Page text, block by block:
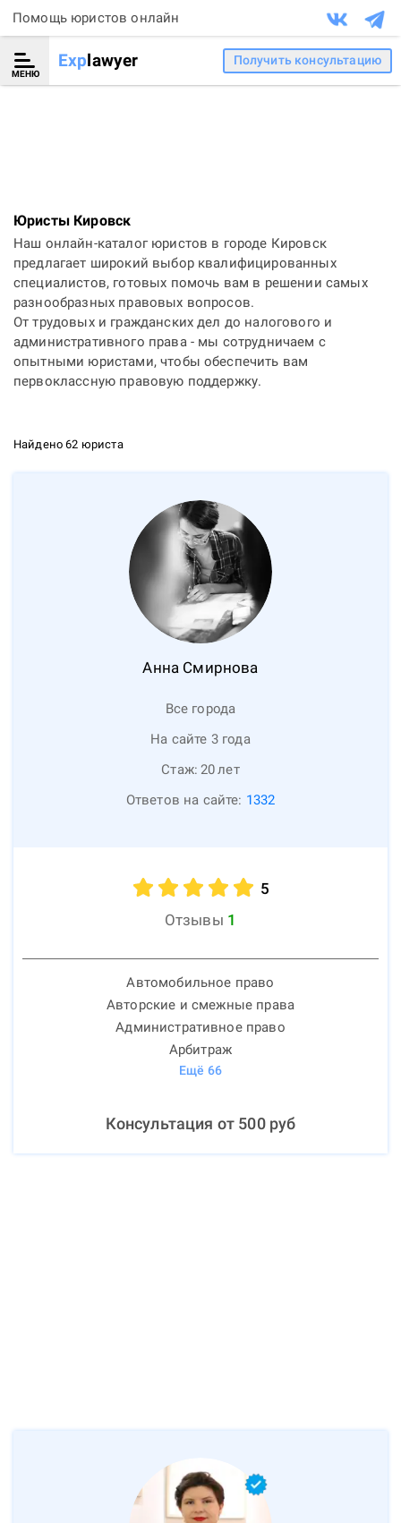
Помощь юристов онлайн
МЕНЮ
Explawyer Получить консультацию
Юристы Кировск
Наш онлайн-каталог юристов в городе Кировск
предлагает широкий выбор квалифицированных
специалистов, готовых помочь вам в решении самых
разнообразных правовых вопросов.
От трудовых и гражданских дел до налогового и
административного права - мы сотрудничаем с
опытными юристами, чтобы обеспечить вам
первоклассную правовую поддержку.
Найдено 62 юриста
Анна Смирнова
Все города
На сайте 3 года
Стаж: 20лет
Ответов на сайте: 1332
5
Отзывы 1
Автомобильное право
Авторские и смежные права
Административное право
Арбитраж
Ещё 66
Консультация от 500руб